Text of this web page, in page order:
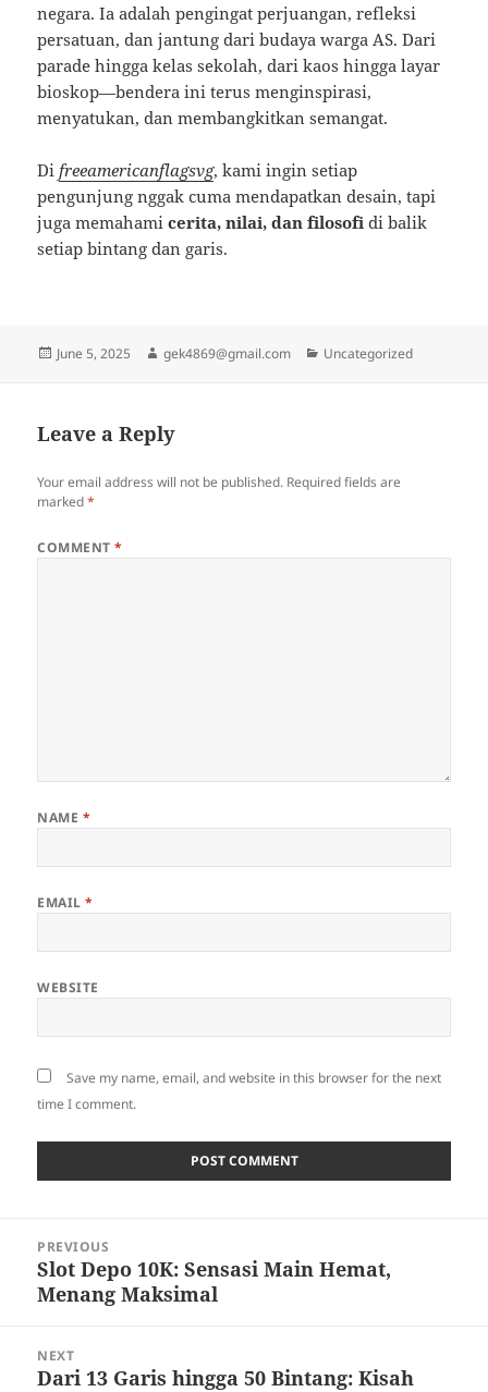
negara. Ia adalah pengingat perjuangan, refleksi
persatuan, dan jantung dari budaya warga AS. Dari
parade hingga kelas sekolah, dari kaos hingga layar
bioskop—bendera ini terus menginspirasi,
menyatukan, dan membangkitkan semangat.
Difreeamericanflagsvg, kami ingin setiap
pengunjung nggak cuma mendapatkan desain, tapi
juga memahamicerita, nilai, dan filosofi di balik
setiap bintang dan garis.
Posted
June 5, 2025 Author
gek4869@gmail.com Categories
Uncategorized
Leave a Reply
Your email address will not be published. Required fields are
marked*
COMMENT*
NAME *
EMAIL*
WEBSITE
Save my name, email, and website in this browser for the next
time I comment.
navigation
PREVIOUS
Previous
post:
Slot Depo 10K: Sensasi Main Hemat,
Menang Maksimal
NEXT
Next
Dari 13 Garis hingga 50 Bintang: Kisah